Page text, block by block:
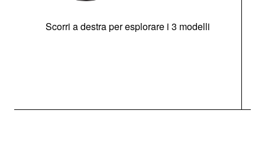
Scorri a destra per esplorare i 3 modelli